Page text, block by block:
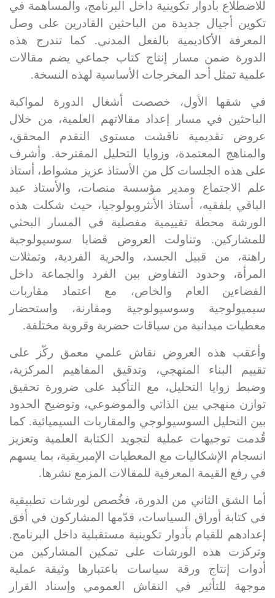
للاضطلاع بأدوار تكوينية داخل البرنامج، والمساهمة في
تكوين أجيال جديدة من الباحثين القادرين على وصل
المعرفة الأكاديمية بالفعل المدني. كما تندرج هذه
الدورة ضمن مسار إنتاج كتاب جماعي يضم مقالات
علمية تمثل أحد المخرجات الأساسية لهذه النسخة.
في شقها الأول، خصصت أشغال الدورة لمواكبة
الباحثين في مسار إعداد مقالاتهم العلمية، من خلال
عروض تقديمية ناقشت مستوى التقدم المحقق،
والمناهج المعتمدة، وزوايا التحليل المقترحة. وأشرف
على هذه الجلسات كل من الأستاذ عزيز مشواط، أستاذ
علم الاجتماع ومدير مؤسسة منصات، والأستاذ عبد
الباقي بلفقيه، أستاذ الأنثروبولوجيا، حيث شكلت هذه
الورشة محطة تقييمية مفصلية في المسار البحثي
للمشاركين. وتناولت العروض قضايا سوسيولوجية
راهنة، من قبيل الجسد، والحرية الفردية، وتمثلات
المرأة، وحدود التفاوض بين الفرد والجماعة داخل
الفضاءين العام والخاص، مع اعتماد مقاربات
سيميولوجية وسوسيولوجية ومقارنة، واستحضار
معطيات ميدانية من سياقات حضرية وقروية مختلفة.
وأعقب هذه العروض نقاش علمي معمق ركّز على
تقييم البناء المنهجي، وتدقيق المفاهيم المركزية،
وضبط زوايا التحليل، مع التأكيد على ضرورة تحقيق
توازن منهجي بين الذاتي والموضوعي، وتوضيح الحدود
بين التحليل السوسيولوجي والمقاربات السيميائية. كما
قُدمت توجيهات عملية لتجويد الكتابة العلمية وتعزيز
انسجام الإشكاليات مع المعطيات الإمبريقية، بما يسهم
في رفع القيمة المعرفية للمقالات المزمع نشرها.
أما الشق الثاني من الدورة، فخُصص لورشات تطبيقية
في كتابة أوراق السياسات، قدّمها المشاركون في أفق
إعدادهم للقيام بأدوار تكوينية مستقبلية داخل البرنامج.
وتركزت هذه الورشات على تمكين المشاركين من
أدوات إنتاج ورقة سياسات باعتبارها وثيقة عملية
موجهة للتأثير في النقاش العمومي وإسناد القرار